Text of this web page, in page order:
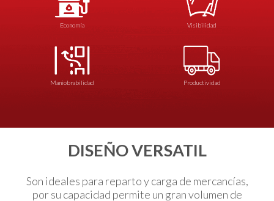
Economía
Maniobrabilidad
Visibilidad
Productividad
DISEÑO VERSATIL
Son ideales para reparto y carga de mercancías,
por su capacidad permite un gran volumen de